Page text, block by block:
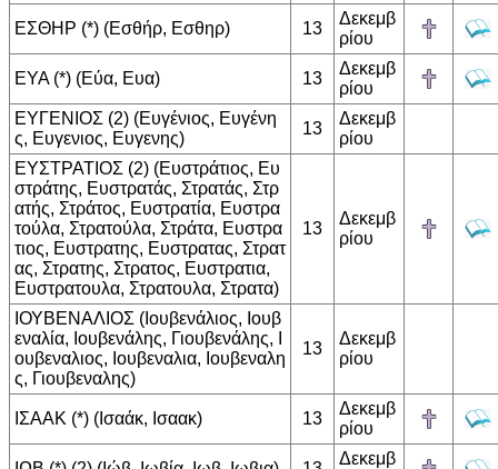
ΕΣΘΗΡ (*) (Εσθήρ, Εσθηρ) 13
Δεκεμβ
ρίου
ΕΥΑ (*) (Εύα, Ευα) 13
Δεκεμβ
ρίου
ΕΥΓΕΝΙΟΣ (2) (Ευγένιος, Ευγένη
ς, Ευγενιος, Ευγενης)
13
Δεκεμβ
ρίου
ΕΥΣΤΡΑΤΙΟΣ (2) (Ευστράτιος, Ευ
στράτης, Ευστρατάς, Στρατάς, Στρ
ατής, Στράτος, Ευστρατία, Ευστρα
τούλα, Στρατούλα, Στράτα, Ευστρα
τιος, Ευστρατης, Ευστρατας, Στρατ
ας, Στρατης, Στρατος, Ευστρατια,
Ευστρατουλα, Στρατουλα, Στρατα)
13
Δεκεμβ
ρίου
ΙΟΥΒΕΝΑΛΙΟΣ (Ιουβενάλιος, Ιουβ
εναλία, Ιουβενάλης, Γιουβενάλης, Ι
ουβεναλιος, Ιουβεναλια, Ιουβεναλη
ς, Γιουβεναλης)
13
Δεκεμβ
ρίου
ΙΣΑΑΚ (*) (Ισαάκ, Ισαακ) 13
Δεκεμβ
ρίου
Δεκεμβ